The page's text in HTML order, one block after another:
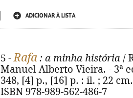
ADICIONAR À LISTA
5 -Rafa : a minha história /
Manuel Alberto Vieira. - 3ª
348, [4] p., [16] p. : il. ; 22
ISBN 978-989-562-486-7